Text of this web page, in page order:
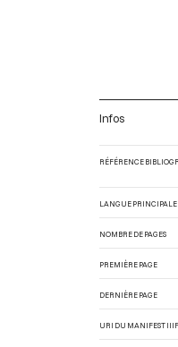
Infos
RÉFÉRENCE
LANGUE PRINCIPALE
NOMBRE DE PAGES
PREMIÈRE PAGE
DERNIÈRE PAGE
URI DU MANIFEST